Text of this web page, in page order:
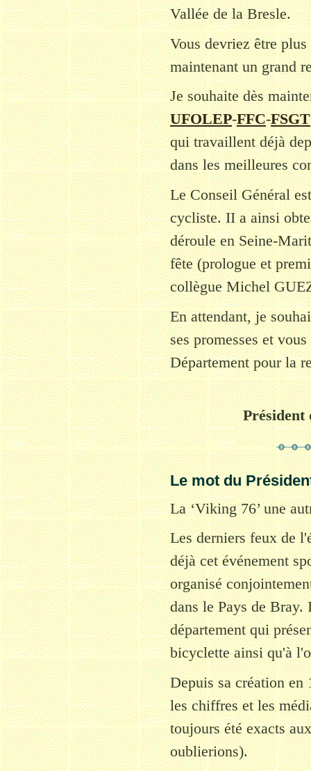
Vallée de la Bresle.
Vous devriez être
maintenant un grand
Je souhaite dès
UFOLEP-FFC-FSGT
qui travaillent déjà
dans les meilleures
Le Conseil Général
cycliste. II a ainsi
déroule en Seine-
fête (prologue et
collègue Michel
En attendant, je
ses promesses et
Département pour la
Président
Le mot du
La ‘Viking 76’ une
Les derniers feux de
déjà cet événement
organisé
dans le Pays de
département qui
bicyclette ainsi qu'à
Depuis sa création en
les chiffres et les
toujours été exacts
oublierions).